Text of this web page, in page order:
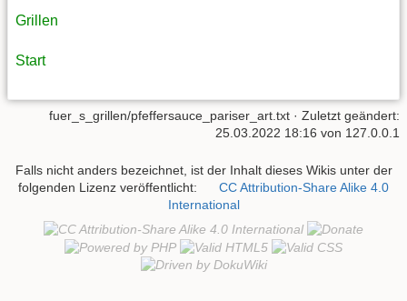
Grillen
Start
fuer_s_grillen/pfeffersauce_pariser_art.txt · Zuletzt geändert:
25.03.2022 18:16 von 127.0.0.1
Falls nicht anders bezeichnet, ist der Inhalt dieses Wikis unter der
folgenden Lizenz veröffentlicht:
CC Attribution-Share Alike 4.0
International